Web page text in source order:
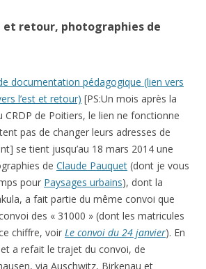
et retour, photographies de
documentation pédagogique (lien vers
l’est et retour) [PS:Un mois après la
CRDP de Poitiers, le lien ne fonctionne
pas de changer leurs adresses de
se tient jusqu’au 18 mars 2014 une
de Claude Pauquet (dont je vous
pour Paysages urbains), dont la
a fait partie du même convoi que
des « 31000 » (dont les matricules
chiffre, voir Le convoi du 24 janvier). En
a refait le trajet du convoi, de
via Auschwitz, Birkenau et